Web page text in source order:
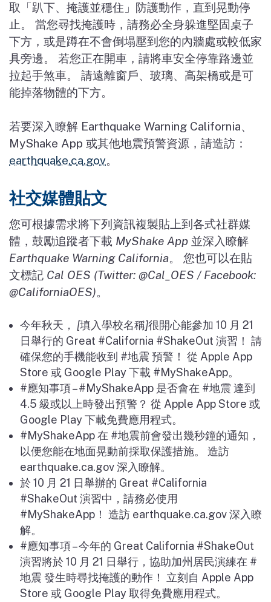
取「趴下、掩護並穩住」防護動作，直到晃動停
止。 當您尋找掩護時，請務必全身躲進堅固桌子
下方，或是蹲在不會倒塌壓到您的內牆處或較低家
具旁邊。 若您正在開車，請將車安全停靠路邊並
拉起手煞車。 請遠離窗戶、玻璃、高架橋或是可
能掉落物體的下方。
若要深入瞭解 Earthquake Warning California、
MyShake App 或其他地震預警資源，請造訪：
earthquake.ca.gov。
社交媒體貼文
您可根據需求將下列資訊複製貼上到各式社群媒
體，鼓勵追蹤者下載 MyShake App 並深入瞭解
Earthquake Warning California。
您也可以在貼
文標記 Cal OES (Twitter: @Cal_OES / Facebook:
@CaliforniaOES)。
今年秋天， [填入學校名稱]很開心能參加 10 月 21
日舉行的 Great #California #ShakeOut 演習！ 請
確保您的手機能收到 #地震 預警！ 從 Apple App
Store 或 Google Play下載 #MyShakeApp。
#應知事項– #MyShakeApp 是否會在 #地震 達到
4.5 級或以上時發出預警？ 從 Apple App Store 或
Google Play下載免費應用程式。
#MyShakeApp在 #地震前會發出幾秒鐘的通知，
以便您能在地面晃動前採取保護措施。 造訪
earthquake.ca.gov深入瞭解。
於10 月 21 日舉辦的 Great #California
#ShakeOut 演習中，請務必使用
#MyShakeApp ！ 造訪 earthquake.ca.gov深入瞭
解。
#應知事項–今年的 Great California #ShakeOut
演習將於10 月 21 日舉行，協助加州居民演練在 #
地震 發生時尋找掩護的動作！ 立刻自 Apple App
Store 或 Google Play取得免費應用程式。